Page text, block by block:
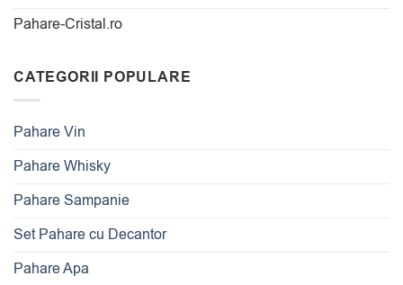
Pahare-Cristal.ro
CATEGORII POPULARE
Pahare Vin
Pahare Whisky
Pahare Sampanie
Set Pahare cu Decantor
Pahare Apa